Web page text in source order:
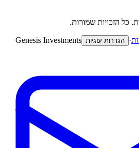
. כל הזכויות שמורות.
· הגדרות עוגיות Genesis Investments